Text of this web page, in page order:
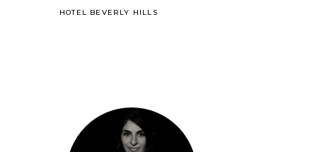
HOTEL BEVERLY HILLS